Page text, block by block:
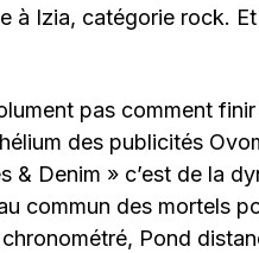
à Izia, catégorie rock.
pas comment
des publicités
& Denim » c’est de la
commun des mortels
Pond